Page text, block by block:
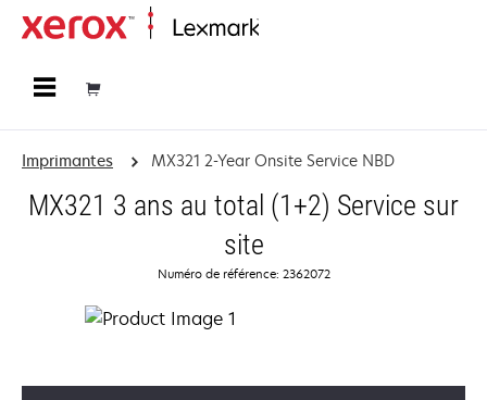
Imprimantes MX321 2-Year Onsite Service NBD
MX321 3 ans au total (1+2) Service sur
site
Numéro de référence: 2362072